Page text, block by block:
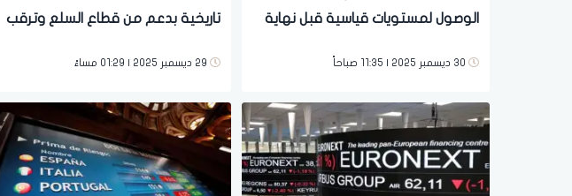
الوصول لمستويات قياسية قبل نهاية
30 ديسمبر 2025 | 11:35 صباحاً
تاريخية بدعم من قطاع السلع وترقب
29 ديسمبر 2025 | 01:29 مساءً